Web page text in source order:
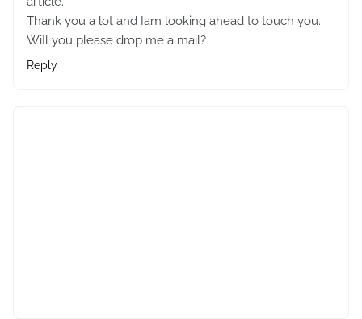
Thank you a lot and Iam looking aheаd to touch you.
Wіⅼl you please drop me a mail?
Reply